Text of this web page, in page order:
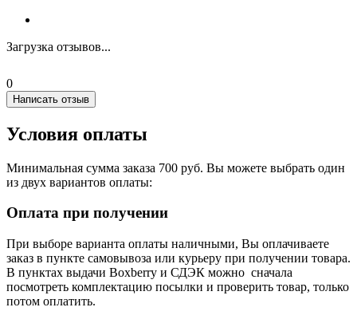
Загрузка отзывов...
0
Написать отзыв
Условия оплаты
Минимальная сумма заказа 700 руб. Вы можете выбрать один
из двух вариантов оплаты:
Оплата при получении
При выборе варианта оплаты наличными, Вы оплачиваете
заказ в пункте самовывоза или курьеру при получении товара.
В пунктах выдачи Boxberry и СДЭК можно сначала
посмотреть комплектацию посылки и проверить товар, только
потом оплатить.